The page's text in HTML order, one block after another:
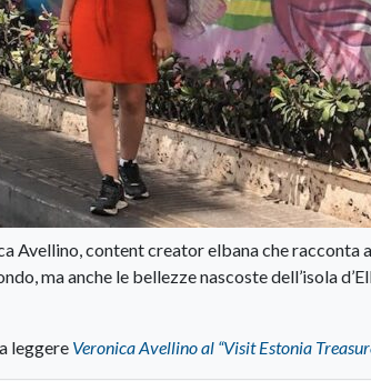
Avellino, content creator elbana che racconta
ma anche le bellezze nascoste dell’isola
leggere Veronica Avellino al “Visit Estonia